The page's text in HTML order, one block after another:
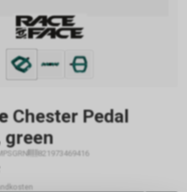
Chester Pedal
green
821973469416